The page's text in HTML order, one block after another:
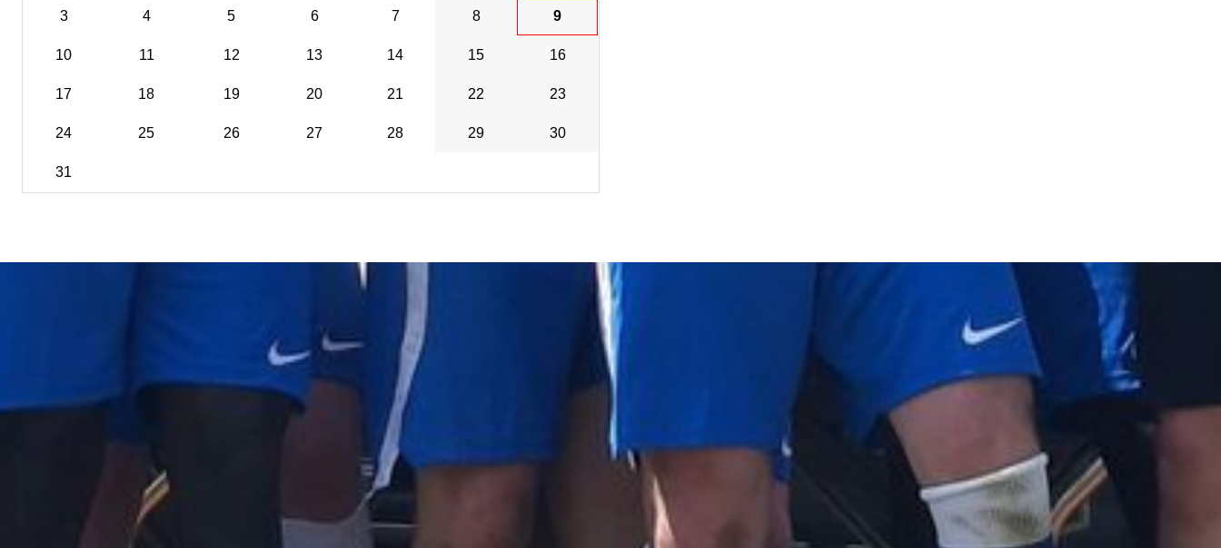
3 4 5 6 7 8 9
10 11 12 13 14 15 16
17 18 19 20 21 22 23
24 25 26 27 28 29 30
31